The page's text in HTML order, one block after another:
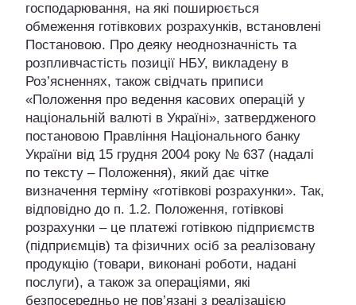
господарювання, на які поширюється
обмеження готівкових розрахунків, встановлені
Постановою. Про деяку неоднозначність та
розпливчастість позиції НБУ, викладену в
Роз’ясненнях, також свідчать приписи
«Положення про ведення касових операцій у
національній валюті в Україні», затвердженого
постановою Правління Національного банку
України від 15 грудня 2004 року № 637 (надалі
по тексту – Положення), який дає чітке
визначення терміну «готівкові розрахунки». Так,
відповідно до п. 1.2. Положення, готівкові
розрахунки – це платежі готівкою підприємств
(підприємців) та фізичних осіб за реалізовану
продукцію (товари, виконані роботи, надані
послуги), а також за операціями, які
безпосередньо не пов’язані з реалізацією